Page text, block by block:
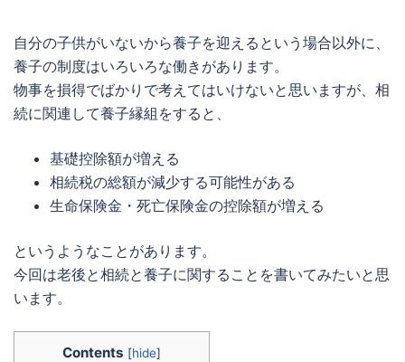
自分の子供がいないから養子を迎えるという場合以外に、
養子の制度はいろいろな働きがあります。
物事を損得でばかりで考えてはいけないと思いますが、相
続に関連して養子縁組をすると、
基礎控除額が増える
相続税の総額が減少する可能性がある
生命保険金・死亡保険金の控除額が増える
というようなことがあります。
今回は老後と相続と養子に関することを書いてみたいと思
います。
Contents [hide]